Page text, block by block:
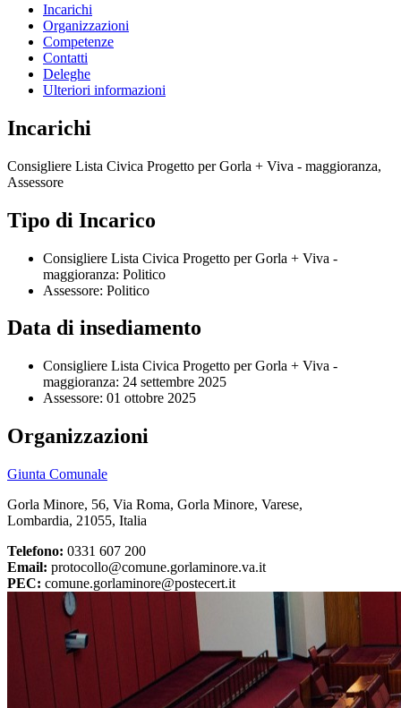
Incarichi
Organizzazioni
Competenze
Contatti
Deleghe
Ulteriori informazioni
Incarichi
Consigliere Lista Civica Progetto per Gorla + Viva - maggioranza,
Assessore
Tipo di Incarico
Consigliere Lista Civica Progetto per Gorla + Viva -
maggioranza: Politico
Assessore: Politico
Data di insediamento
Consigliere Lista Civica Progetto per Gorla + Viva -
maggioranza: 24 settembre 2025
Assessore: 01 ottobre 2025
Organizzazioni
Giunta Comunale
Gorla Minore, 56, Via Roma, Gorla Minore, Varese,
Lombardia, 21055, Italia
Telefono: 0331 607 200
Email: protocollo@comune.gorlaminore.va.it
PEC: comune.gorlaminore@postecert.it